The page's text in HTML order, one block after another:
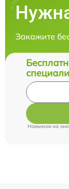
Закажите
Нажимая на